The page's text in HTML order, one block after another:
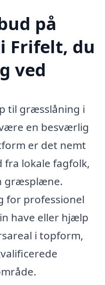
på
Frifelt, du
ved
til græsslåning i
en besværlig
er det nemt
lokale fagfolk,
græsplæne.
for professionel
have eller hjælp
i topform,